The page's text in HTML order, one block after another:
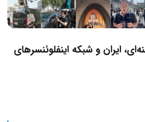
ایران و شبکه اینفلوئنسرهای